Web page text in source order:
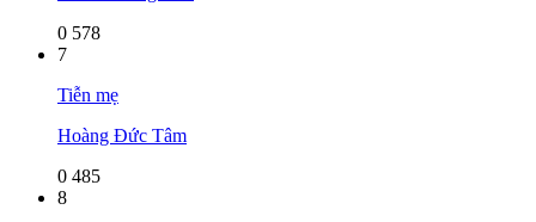
0 578
7
Tiễn mẹ
Hoàng Đức Tâm
0 485
8